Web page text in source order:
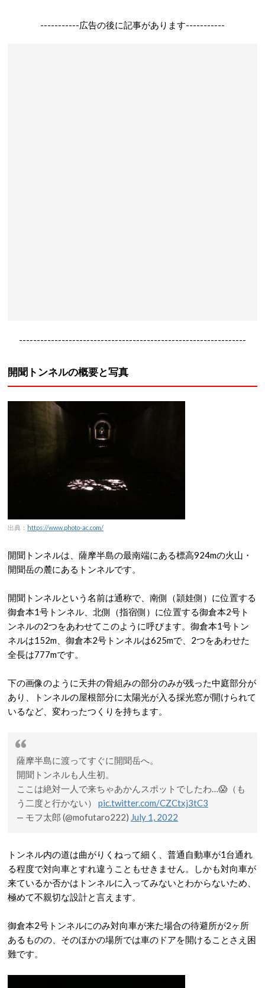
-----------広告の後に記事があります-----------
----------------------------------------------------------------
開聞トンネルの概要と写真
出典： https://www.photo-ac.com/
開聞トンネルは、薩摩半島の最南端にある標高924mの火山・
開聞岳の麓にあるトンネルです。
開聞トンネルという名前は通称で、南側（頴娃側）に位置する
御倉本1号トンネル、北側（指宿側）に位置する御倉本2号ト
ンネルの2つをあわせてこのように呼びます。御倉本1号トン
ネルは152m、御倉本2号トンネルは625mで、2つをあわせた
全長は777mです。
下の画像のように天井の骨組みの部分のみが残った中庭部分が
あり、トンネルの屋根部分に太陽光が入る採光窓が開けられて
いるなど、変わったつくりを持ちます。
薩摩半島に渡ってすぐに開聞岳へ。
開聞トンネルも人生初。
ここは絶対一人で来ちゃあかんスポットでしたわ…😱（も
う二度と行かない） pic.twitter.com/CZCtxj3tC3
— モフ太郎 (@mofutaro222) July 1, 2022
トンネル内の道は曲がりくねって細く、普通自動車が1台通れ
る程度で対向車とすれ違うこともせきません。しかも対向車が
来ているか否かはトンネルに入ってみないとわからないため、
極めて不親切な設計と言えます。
御倉本2号トンネルにのみ対向車が来た場合の待避所が2ヶ所
あるものの、そのほかの場所では車のドアを開けることさえ困
難です。